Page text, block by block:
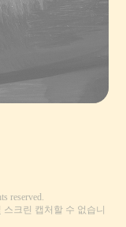
reserved.
크린 캡처할 수 없습니